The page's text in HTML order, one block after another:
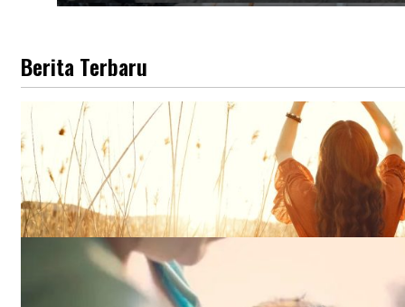
Berita Terbaru